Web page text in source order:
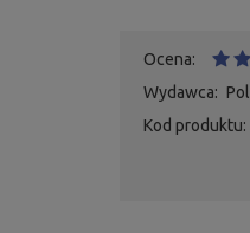
Ocena:
Wydawca:
Kod produktu: